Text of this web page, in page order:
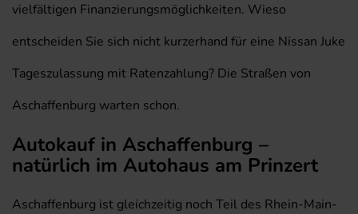
vielfältigen Finanzierungsmöglichkeiten. Wieso
entscheiden Sie sich nicht kurzerhand für eine Nissan Juke
Tageszulassung mit Ratenzahlung? Die Straßen von
Aschaffenburg warten schon.
Autokauf in Aschaffenburg –
natürlich im Autohaus am Prinzert
Aschaffenburg ist gleichzeitig noch Teil des Rhein-Main-